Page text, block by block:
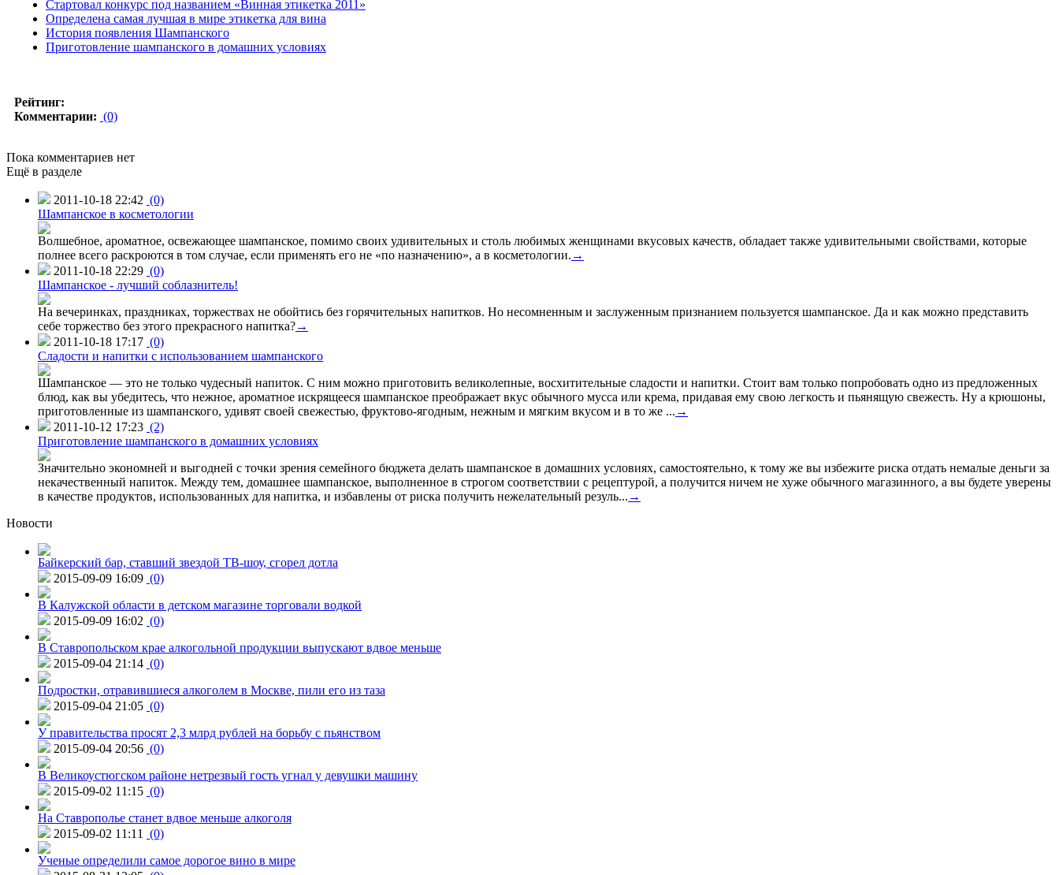
Стартовал конкурс под названием «Винная этикетка 2011»
Определена самая лучшая в мире этикетка для вина
История появления Шампанского
Приготовление шампанского в домашних условиях
Рейтинг:
Комментарии: (0)
Пока комментариев нет
Ещё в разделе
2011-10-18 22:42 (0)
Шампанское в косметологии
Волшебное, ароматное, освежающее шампанское, помимо своих удивительных и столь любимых женщинами вкусовых качеств, обладает также удивительными свойствами, которые
полнее всего раскроются в том случае, если применять его не «по назначению», а в косметологии. →
2011-10-18 22:29 (0)
Шампанское - лучший соблазнитель!
На вечеринках, праздниках, торжествах не обойтись без горячительных напитков. Но несомненным и заслуженным признанием пользуется шампанское. Да и как можно представить
себе торжество без этого прекрасного напитка?→
2011-10-18 17:17 (0)
Сладости и напитки с использованием шампанского
Шампанское — это не только чудесный напиток. С ним можно приготовить великолепные, восхитительные сладости и напитки. Стоит вам только попробовать одно из предложенных
блюд, как вы убедитесь, что нежное, ароматное искрящееся шампанское преображает вкус обычного мусса или крема, придавая ему свою легкость и пьянящую свежесть. Ну а крюшоны,
приготовленные из шампанского, удивят своей свежестью, фруктово-ягодным, нежным и мягким вкусом и в то же ... →
2011-10-12 17:23 (2)
Приготовление шампанского в домашних условиях
Значительно экономней и выгодней с точки зрения семейного бюджета делать шампанское в домашних условиях, самостоятельно, к тому же вы избежите риска отдать немалые деньги за
некачественный напиток. Между тем, домашнее шампанское, выполненное в строгом соответствии с рецептурой, а получится ничем не хуже обычного магазинного, а вы будете уверены
в качестве продуктов, использованных для напитка, и избавлены от риска получить нежелательный резуль... →
Новости
Байкерский бар, ставший звездой ТВ-шоу, сгорел дотла
2015-09-09 16:09 (0)
В Калужской области в детском магазине торговали водкой
2015-09-09 16:02 (0)
В Ставропольском крае алкогольной продукции выпускают вдвое меньше
2015-09-04 21:14 (0)
Подростки, отравившиеся алкоголем в Москве, пили его из таза
2015-09-04 21:05 (0)
У правительства просят 2,3 млрд рублей на борьбу с пьянством
2015-09-04 20:56 (0)
В Великоустюгском районе нетрезвый гость угнал у девушки машину
2015-09-02 11:15 (0)
На Ставрополье станет вдвое меньше алкоголя
2015-09-02 11:11
(0)
Ученые определили самое дорогое вино в мире